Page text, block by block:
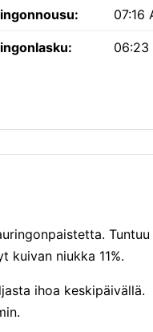
07:16
06:23
Tuntuu
kuivan niukka 11%.
ihoa keskipäivällä.